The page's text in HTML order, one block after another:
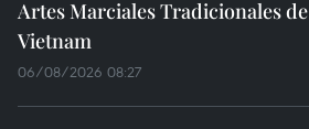
Artes Marciales Tradicionales de
Vietnam
06/08/2026 08:27